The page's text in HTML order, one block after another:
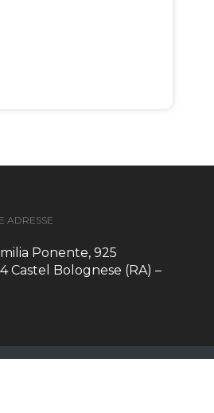
ADRESSE
Ponente, 925
Castel Bolognese (RA) –